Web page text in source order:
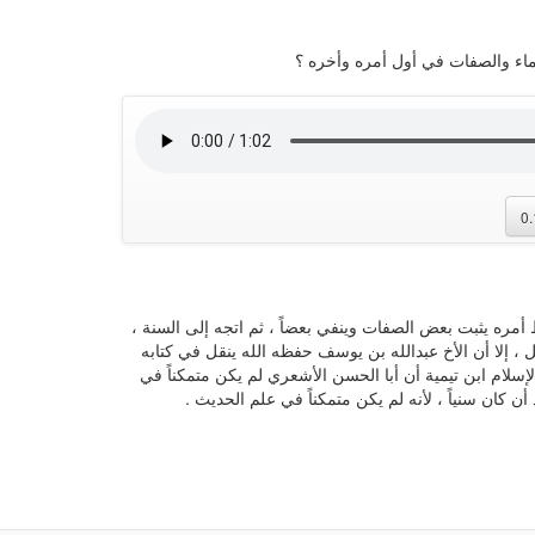
والصفات في أول أمره وأخره ؟
يثبت بعض الصفات وينفي بعضاً ، ثم اتجه إلى السنة ،
أن الأخ عبدالله بن يوسف حفظه الله ينقل في كتابه
ابن تيمية أن أبا الحسن الأشعري لم يكن متمكناً في
كان سنياً ، لأنه لم يكن متمكناً في علم الحديث .